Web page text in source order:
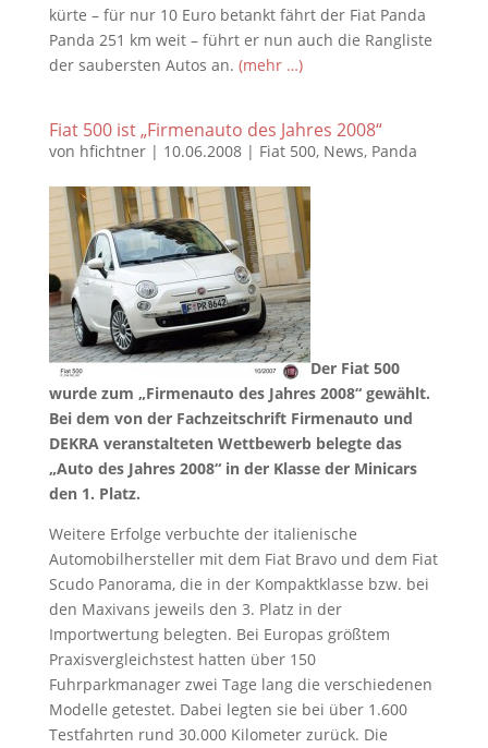
kürte – für nur 10 Euro betankt fährt der Fiat Panda
Panda 251 km weit – führt er nun auch die Rangliste
der saubersten Autos an. (mehr …)
Fiat 500 ist „Firmenauto des Jahres 2008“
von hfichtner| 10.06.2008| Fiat 500, News, Panda
Der Fiat 500
wurde zum „Firmenauto des Jahres 2008“ gewählt.
Bei dem von der Fachzeitschrift Firmenauto und
DEKRA veranstalteten Wettbewerb belegte das
„Auto des Jahres 2008“ in der Klasse der Minicars
den 1. Platz.
Weitere Erfolge verbuchte der italienische
Automobilhersteller mit dem Fiat Bravo und dem Fiat
Scudo Panorama, die in der Kompaktklasse bzw. bei
den Maxivans jeweils den 3. Platz in der
Importwertung belegten. Bei Europas größtem
Praxisvergleichstest hatten über 150
Fuhrparkmanager zwei Tage lang die verschiedenen
Modelle getestet. Dabei legten sie bei über 1.600
Testfahrten rund 30.000 Kilometer zurück. Die